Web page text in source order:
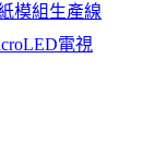
模組生產線
電視